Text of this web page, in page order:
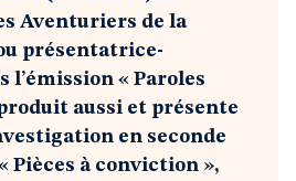
Aventuriers de la
présentatrice-
l’émission « Paroles
aussi et présente
en seconde
Pièces à conviction »,